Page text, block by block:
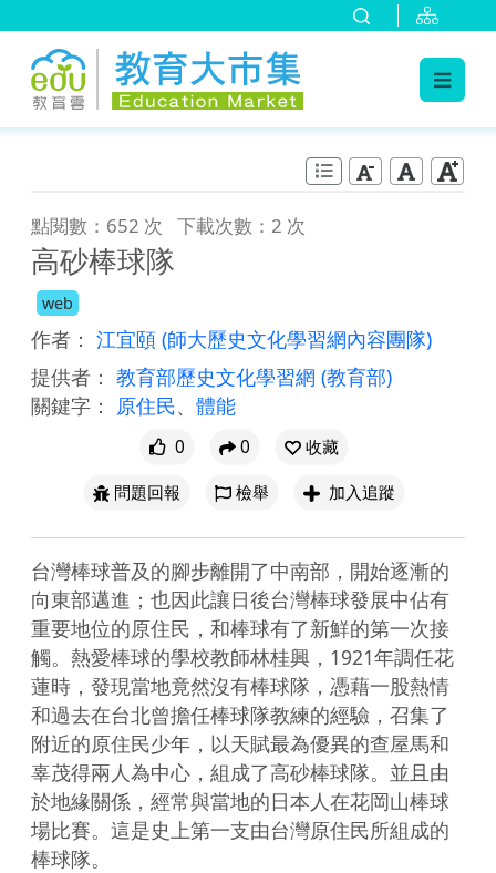
點閱數：652 次 下載次數：2 次
高砂棒球隊
web
作者： 江宜頤 (師大歷史文化學習網內容團隊)
提供者： 教育部歷史文化學習網 (教育部)
關鍵字：
原住民、 體能
0 0
收藏
問題回報
檢舉 加入追蹤
台灣棒球普及的腳步離開了中南部，開始逐漸的
向東部邁進；也因此讓日後台灣棒球發展中佔有
重要地位的原住民，和棒球有了新鮮的第一次接
觸。熱愛棒球的學校教師林桂興，1921年調任花
蓮時，發現當地竟然沒有棒球隊，憑藉一股熱情
和過去在台北曾擔任棒球隊教練的經驗，召集了
附近的原住民少年，以天賦最為優異的查屋馬和
辜茂得兩人為中心，組成了高砂棒球隊。並且由
於地緣關係，經常與當地的日本人在花岡山棒球
場比賽。這是史上第一支由台灣原住民所組成的
棒球隊。